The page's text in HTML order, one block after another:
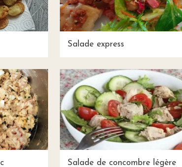
Salade express
Salade de concombre légère